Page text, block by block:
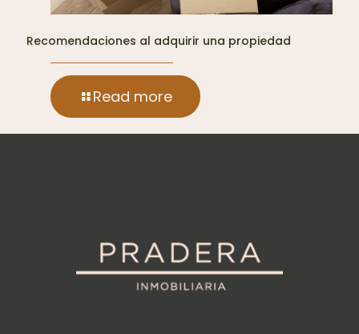
Recomendaciones al adquirir una propiedad
Read more